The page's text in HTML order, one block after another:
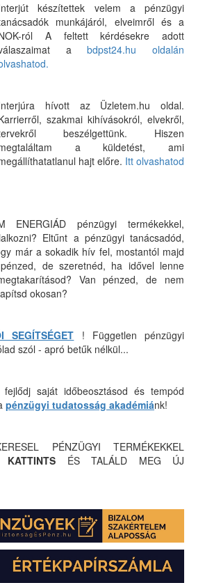
készítettek velem a pénzügyi
munkájáról, elveimről és a
ról A feltett kérdésekre adott
abdpst24.hu oldalán
hívott az Üzletem.hu oldal.
szakmai kihívásokról, elvekről,
beszélgettünk. Hiszen
a küldetést, ami
hajt előre. Itt olvashatod
ENERGIÁD pénzügyi termékekkel,
Eltűnt a pénzügyi tanácsadód,
már a sokadik hív fel, mostantól majd
de szeretnéd, ha idővel lenne
Van pénzed, de nem
okosan?
SEGÍTSÉGET ! Független pénzügyi
szól - apró betűk nélkül...
fejlődj saját időbeosztásod és tempód
pénzügyi tudatosság akadémiánk!
PÉNZÜGYI TERMÉKEKKEL
KATTINTS ÉS TALÁLD MEG ÚJ